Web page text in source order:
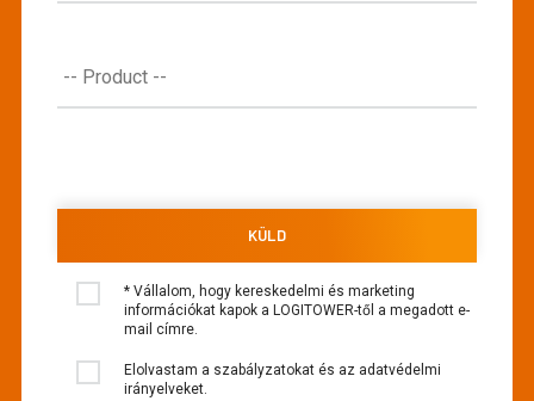
* Vállalom, hogy kereskedelmi és marketing
információkat kapok a LOGITOWER-től a megadott e-
mail címre.
Elolvastam a szabályzatokat és az adatvédelmi
irányelveket.